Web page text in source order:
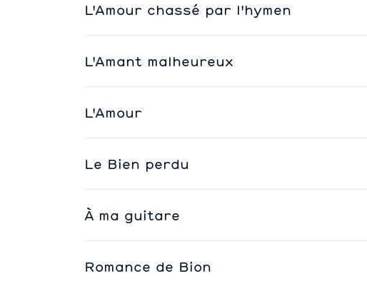
L'Amour chassé par l'hymen
L'Amant malheureux
L'Amour
Le Bien perdu
À ma guitare
Romance de Bion